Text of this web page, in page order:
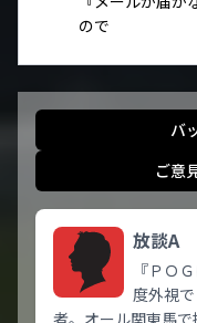
ので
バ
ご意
放談A
『ＰＯ
度外視
者。オール関東馬